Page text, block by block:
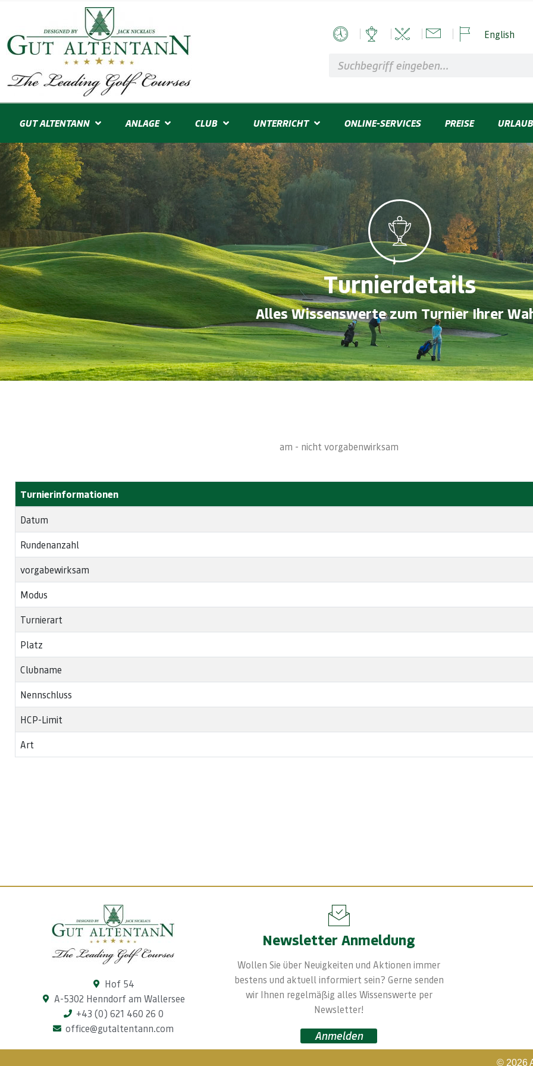
English
GUT ALTENTANN ANLAGE CLUB UNTERRICHT ONLINE-SERVICES PREISE URLAUB
Turnierdetails
Alles Wissenswerte zum Turnier Ihrer
am - nicht vorgabenwirksam
Turnierinformationen
Datum
Rundenanzahl
vorgabewirksam
Modus
Turnierart
Platz
Clubname
Nennschluss
HCP-Limit
Art
Hof 54
A-5302 Henndorf am Wallersee
+43 (0) 621 460 26 0
office@gutaltentann.com
Newsletter Anmeldung
Wollen Sie über Neuigkeiten und Aktionen immer
bestens und aktuell informiert sein? Gerne senden
wir Ihnen regelmäßig alles Wissenswerte per
Newsletter!
Anmelden
© 2026